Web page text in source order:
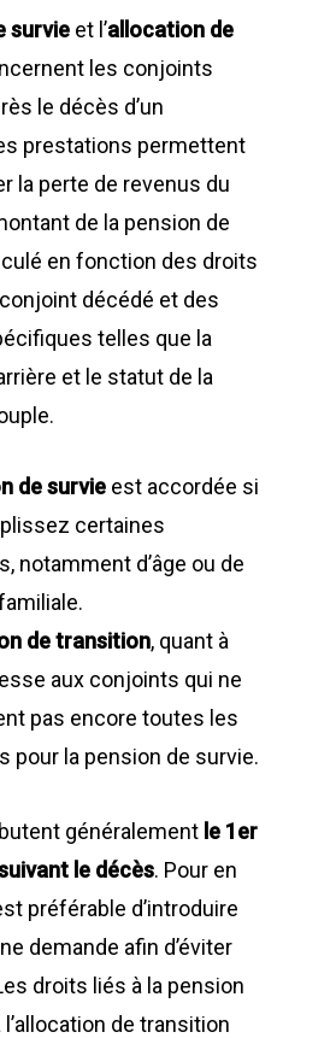
survie et l’allocation de
les conjoints
le décès d’un
prestations permettent
la perte de revenus du
de la pension de
en fonction des droits
décédé et des
telles que la
et le statut de la
de survie est accordée si
certaines
notamment d’âge ou de
de transition, quant à
aux conjoints qui ne
pas encore toutes les
pour la pension de survie.
généralement le 1er
le décès. Pour en
préférable d’introduire
demande afin d’éviter
droits liés à la pension
de transition